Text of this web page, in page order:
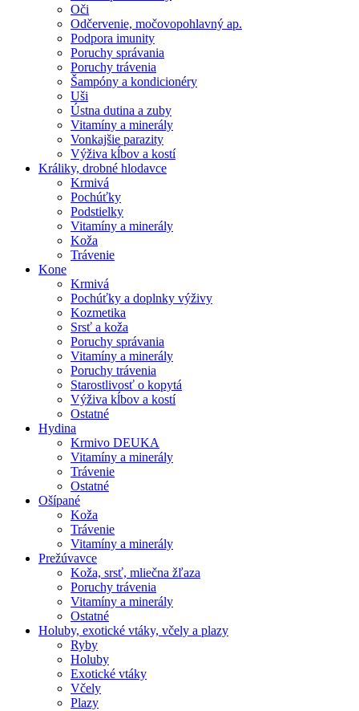
Oči
Odčervenie, močovopohlavný ap.
Podpora imunity
Poruchy správania
Poruchy trávenia
Šampóny a kondicionéry
Uši
Ústna dutina a zuby
Vitamíny a minerály
Vonkajšie parazity
Výživa kĺbov a kostí
Králiky, drobné hlodavce
Krmivá
Pochúťky
Podstielky
Vitamíny a minerály
Koža
Trávenie
Kone
Krmivá
Pochúťky a doplnky výživy
Kozmetika
Srsť a koža
Poruchy správania
Vitamíny a minerály
Poruchy trávenia
Starostlivosť o kopytá
Výživa kĺbov a kostí
Ostatné
Hydina
Krmivo DEUKA
Vitamíny a minerály
Trávenie
Ostatné
Ošípané
Koža
Trávenie
Vitamíny a minerály
Prežúvavce
Koža, srsť, mliečna žľaza
Poruchy trávenia
Vitamíny a minerály
Ostatné
Holuby, exotické vtáky, včely a plazy
Ryby
Holuby
Exotické vtáky
Včely
Plazy